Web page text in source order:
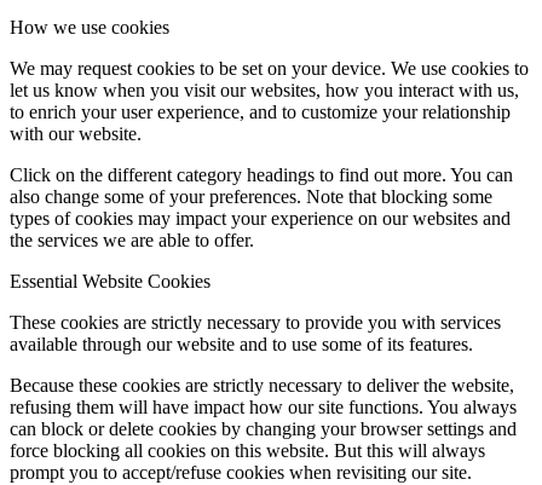
How we use cookies
We may request cookies to be set on your device. We use cookies to
let us know when you visit our websites, how you interact with us,
to enrich your user experience, and to customize your relationship
with our website.
Click on the different category headings to find out more. You can
also change some of your preferences. Note that blocking some
types of cookies may impact your experience on our websites and
the services we are able to offer.
Essential Website Cookies
These cookies are strictly necessary to provide you with services
available through our website and to use some of its features.
Because these cookies are strictly necessary to deliver the website,
refusing them will have impact how our site functions. You always
can block or delete cookies by changing your browser settings and
force blocking all cookies on this website. But this will always
prompt you to accept/refuse cookies when revisiting our site.